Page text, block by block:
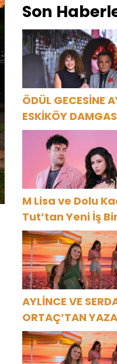
Son
ÖDÜL GECESİNE
ESKİKÖY
M Lisa ve Dolu
Tut’tan Yeni İş
AYLİNCE VE
ORTAÇ’TAN
AŞK” BOMBASI!